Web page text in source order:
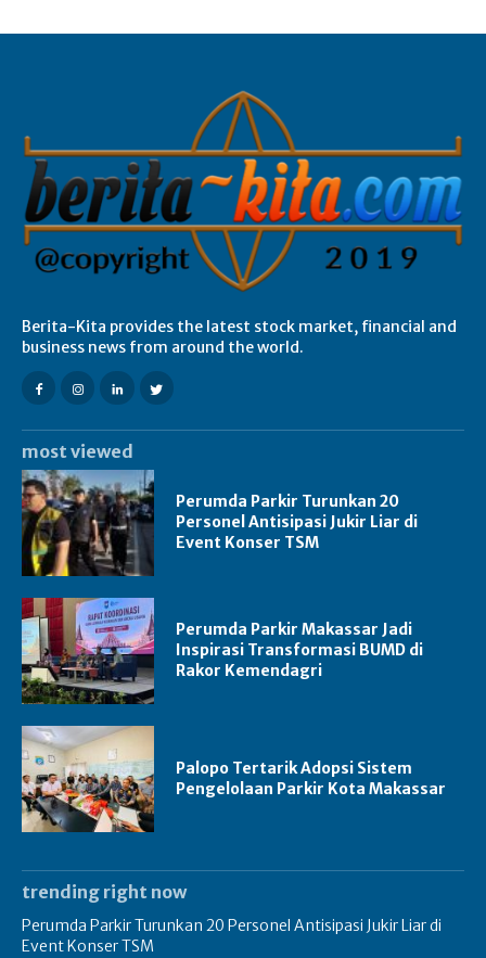
Berita-Kita provides the latest stock market, financial and
business news from around the world.
most viewed
Perumda Parkir Turunkan 20
Personel Antisipasi Jukir Liar di
Event Konser TSM
Perumda Parkir Makassar Jadi
Inspirasi Transformasi BUMD di
Rakor Kemendagri
Palopo Tertarik Adopsi Sistem
Pengelolaan Parkir Kota Makassar
trending right now
Perumda Parkir Turunkan 20 Personel Antisipasi Jukir Liar di
Event Konser TSM